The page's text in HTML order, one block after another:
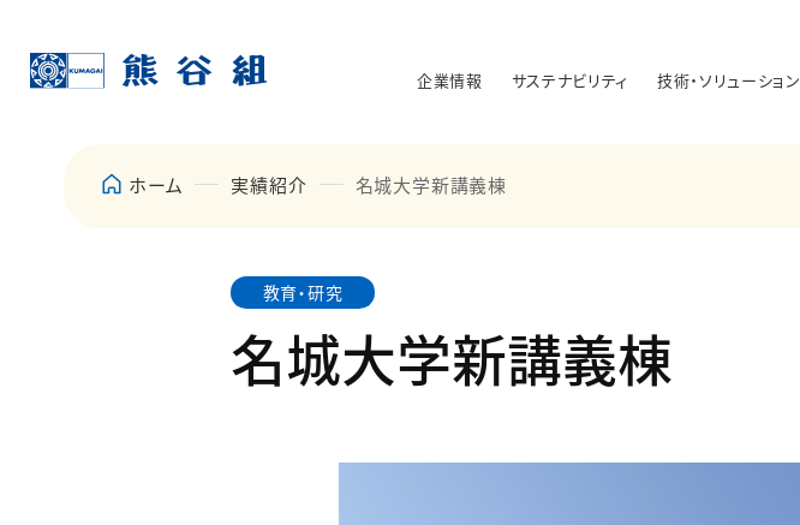
企業情報 サステナビリティ 技術・ソリューション
ホーム 実績紹介 名城大学新講義棟
教育・研究
名城大学新講義棟